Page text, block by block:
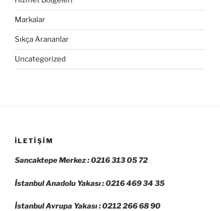
Markalar
Sıkça Arananlar
Uncategorized
İLETIŞIM
Sancaktepe Merkez : 0216 313 05 72
İstanbul Anadolu Yakası : 0216 469 34 35
İstanbul Avrupa Yakası : 0212 266 68 90